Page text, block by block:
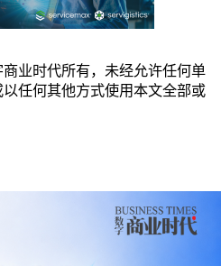
业时代所有，未经允许任何单
任何其他方式使用本文全部或